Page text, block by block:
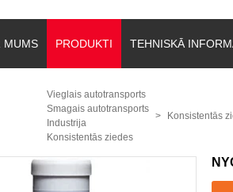
MUMS PRODUKTI TEHNISKĀ
Vieglais autotransports
Smagais autotransports
Industrija
Konsistentās ziedes
Konsistentās